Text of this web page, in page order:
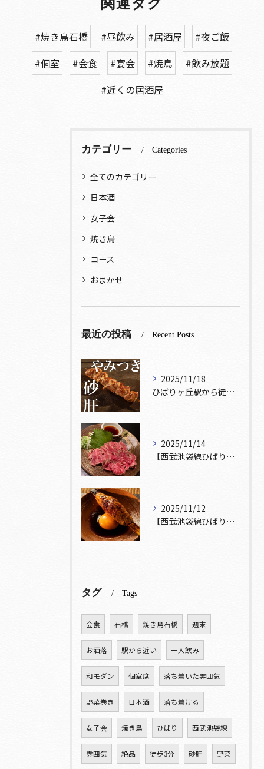
関連タグ
#焼き鳥石橋 #昼飲み #居酒屋
#夜ご飯
#個室
#会食 #宴会 #焼鳥
#飲み放題
#近くの居酒屋
カテゴリー Categories
全てのカテゴリー
日本酒
女子会
焼き鳥
コース
おまかせ
最近の投稿 Recent Posts
2025/11/18
ひばりヶ丘駅から徒歩5分🚶‍♀️雰囲気の良い居酒屋をお探しな...
2025/11/14
【西武池袋線ひばりヶ丘駅】から徒歩5分🚶
2025/11/12
【西武池袋線ひばりヶ丘駅】から徒歩5分圏内🚶‍♀️！
タグ Tags
会食 石橋 焼き鳥石橋 週末
お洒落 駅から近い 一人飲み
和モダン 個室席 落ち着いた雰囲気
野菜巻き 日本酒 落ち着ける
女子会 焼き鳥 ひばり 西武池袋線
雰囲気 絶品 徒歩3分 砂肝 野菜